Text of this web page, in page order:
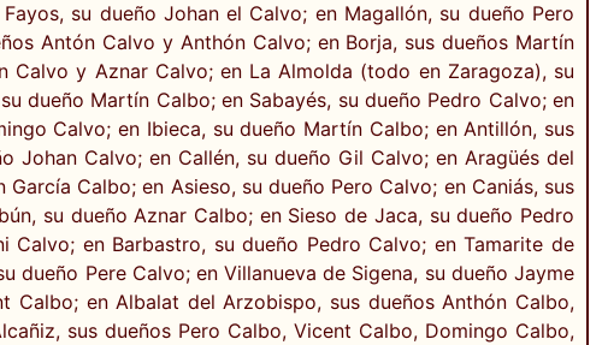
su dueño Johan el Calvo; en Magallón, su dueño Pero
Antón Calvo y Anthón Calvo; en Borja, sus dueños Martín
Calvo y Aznar Calvo; en La Almolda (todo en Zaragoza), su
dueño Martín Calbo; en Sabayés, su dueño Pedro Calvo; en
Calvo; en Ibieca, su dueño Martín Calbo; en Antillón, sus
Johan Calvo; en Callén, su dueño Gil Calvo; en Aragüés del
Calbo; en Asieso, su dueño Pero Calvo; en Caniás, sus
su dueño Aznar Calbo; en Sieso de Jaca, su dueño Pedro
en Barbastro, su dueño Pedro Calvo; en Tamarite de
dueño Pere Calvo; en Villanueva de Sigena, su dueño Jayme
Calbo; en Albalat del Arzobispo, sus dueños Anthón Calbo,
sus dueños Pero Calbo, Vicent Calbo, Domingo Calbo,